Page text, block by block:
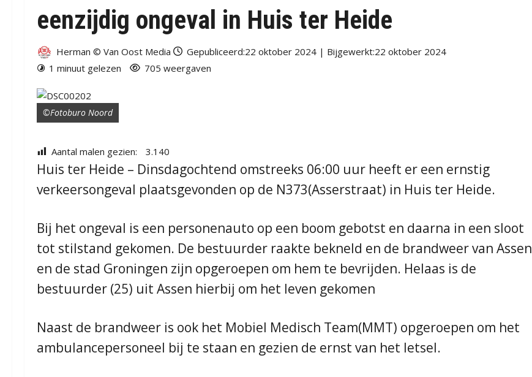
eenzijdig ongeval in Huis ter Heide
Herman © Van Oost Media
Gepubliceerd:22 oktober 2024 | Bijgewerkt:22 oktober 2024
1 minuut gelezen
705 weergaven
©Fotoburo Noord
Aantal malen gezien: 3.140
Huis ter Heide – Dinsdagochtend omstreeks 06:00 uur heeft er een ernstig
verkeersongeval plaatsgevonden op de N373(Asserstraat) in Huis ter Heide.
Bij het ongeval is een personenauto op een boom gebotst en daarna in een sloot
tot stilstand gekomen. De bestuurder raakte bekneld en de brandweer van Assen
en de stad Groningen zijn opgeroepen om hem te bevrijden. Helaas is de
bestuurder (25) uit Assen hierbij om het leven gekomen
Naast de brandweer is ook het Mobiel Medisch Team(MMT) opgeroepen om het
ambulancepersoneel bij te staan en gezien de ernst van het letsel.